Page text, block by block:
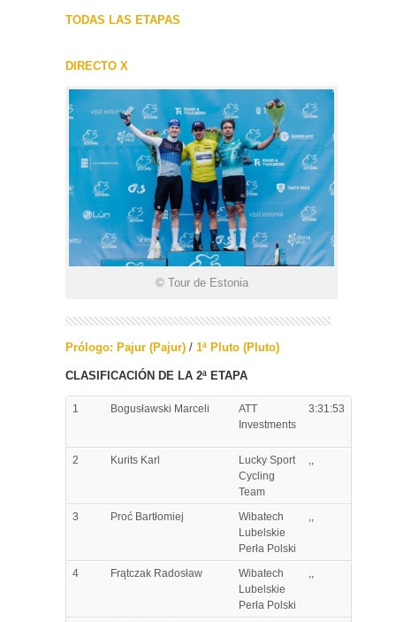
TODAS LAS ETAPAS
DIRECTO X
© Tour de Estonia
Prólogo: Pajur (Pajur) / 1ª Pluto (Pluto)
CLASIFICACIÓN DE LA 2ª ETAPA
1 Bogusławski Marceli
ATT
Investments
3:31:53
2 Kurits Karl
Lucky Sport
Cycling
Team
,,
3 Proć Bartłomiej
Wibatech
Lubelskie
Perła Polski
,,
4 Frątczak Radosław
Wibatech
Lubelskie
Perła Polski
,,